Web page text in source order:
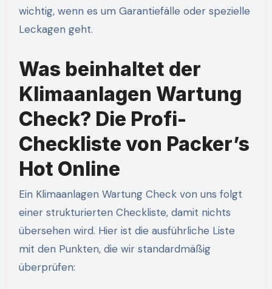
wichtig, wenn es um Garantiefälle oder spezielle
Leckagen geht.
Was beinhaltet der
Klimaanlagen Wartung
Check? Die Profi-
Checkliste von Packer’s
Hot Online
Ein Klimaanlagen Wartung Check von uns folgt
einer strukturierten Checkliste, damit nichts
übersehen wird. Hier ist die ausführliche Liste
mit den Punkten, die wir standardmäßig
überprüfen: